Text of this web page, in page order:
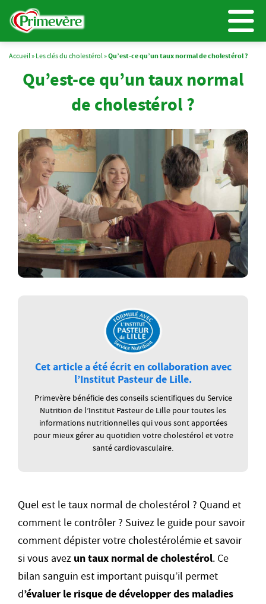
Accueil» Les clés du cholestérol»Qu’est-ce qu’un taux normal de cholestérol ?
Qu’est-ce qu’un taux normal
de cholestérol ?
Cet article a été écrit en collaboration avec
l’Institut Pasteur de Lille.
Primevère bénéficie des conseils scientifiques du Service
Nutrition de l’Institut Pasteur de Lille pour toutes les
informations nutritionnelles qui vous sont apportées
pour mieux gérer au quotidien votre cholestérol et votre
santé cardiovasculaire.
Quel est le taux normal de cholestérol ? Quand et
comment le contrôler ? Suivez le guide pour savoir
comment dépister votre cholestérolémie et savoir
si vous avez un taux normal de cholestérol. Ce
bilan sanguin est important puisqu’il permet
d’évaluer le risque de développer des maladies